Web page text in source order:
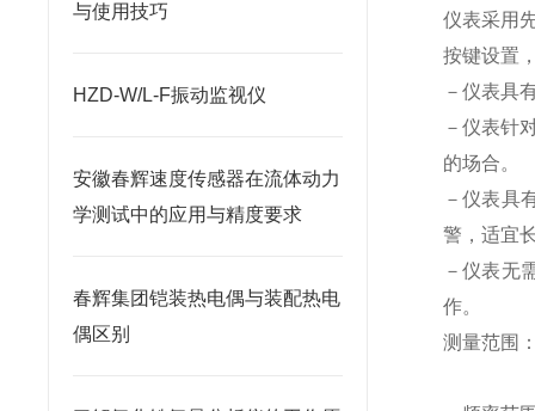
与使用技巧
HZD-W/L-F振动监视仪
安徽春辉速度传感器在流体动力
学测试中的应用与精度要求
春辉集团铠装热电偶与装配热电
偶区别
仪表采用
按键设置
－仪表具
－仪表针
的场合。
－仪表具
警，适宜
－仪表无
作。
测量范围